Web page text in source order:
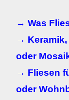
→ Was
→ Keramik,
oder
→ Fliesen
oder